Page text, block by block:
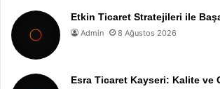
Etkin Ticaret Stratejileri ile
Admin 8 Ağustos 2026
Esra Ticaret Kayseri: Kalite ve